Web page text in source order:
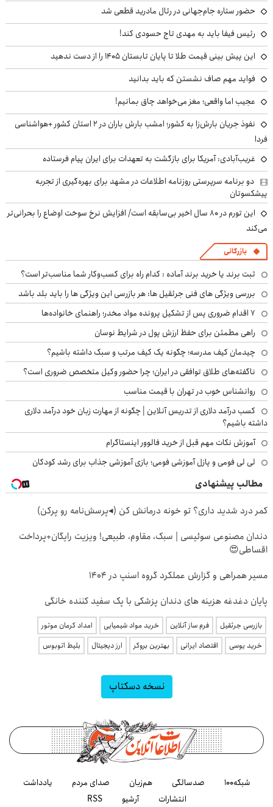
حضور ستاره جام‌جهانی در رئال مادرید قطعی شد
رئیس فیفا باید به مهدی تاج حسودی کند!
این پیش بینی قیمت طلا تا پایان تابستان ۱۴۰۵ را از دست ندهید
فواید مهم صاف نشستن که باید بدانید
عجیب اما واقعی؛ مغز می‌خواهد چاق بمانیم!
نفوذ جریان بارش‌زا به کشور؛ امشب بارش باران در ۲ استان کشور +هواشناسی
فردا
غریب‌آبادی: آمریکا برای بازگشت به تعهدات برای ایران پیام فرستاده
دو برنامه سرپرستی روزنامه اطلاعات در مشهد برای بهره‌گیری از تجربه
پیشکسوتان
این تورم در ۸۰ سال اخیر بی‌سابقه است/ افزایش نرخ سوخت اوضاع را بحرانی‌تر
می‌کند
بازرگانی
ثبت برند یا خرید برند آماده : کدام راه برای کسب‌وکار شما مناسب‌تر است؟
بررسی ویژگی های فنی جرثقیل ها: هر بازرسی این ویژگی ها را باید بلد باشد
۷ اقدام ضروری پس از تشکیل پرونده مواد مخدر؛ راهنمای خانواده‌ها
راهی مطمئن برای حفظ ارزش پول در شرایط نوسان
چیدمان کیف مدرسه؛ چگونه یک کیف مرتب و سبک داشته باشیم؟
ناگفته‌های طلاق توافقی در ایران؛ چرا حضور وکیل متخصص ضروری است؟
روانشناس خوب در تهران با قیمت مناسب
کسب درآمد دلاری از تدریس آنلاین | چگونه از مهارت زبان خود درآمد دلاری
داشته باشیم؟
آموزش نکات مهم قبل از خرید فالوور اینستاگرام
لی لی فومی و پازل آموزشی فومی؛ بازی آموزشی جذاب برای رشد کودکان
مطالب پیشنهادی
کمر درد شدید داری؟ تو خونه درمانش کن (◂پرسش‌نامه رو پرکن)
دندان مصنوعی سوئیسی | سبک، مقاوم، طبیعی! ویزیت رایگان+پرداخت
اقساطی😍
مسیر همراهی و گزارش عملکرد گروه اسنپ در ۱۴۰۴
پایان دغدغه هزینه های دندان پزشکی با پک سفید کننده خانگی
بازرسی جرثقیل فرم ساز آنلاین خرید مواد شیمیایی
امداد کرمان موتور
خرید یوسی
اقتصاد ایرانی بهترین بروکر ارز دیجیتال بلیط اتوبوس
نسخه دسکتاپ
شبکه۱۰۰ صدسالگی هم‌زبان صدای مردم
یادداشت
انتشارات
آرشیو RSS